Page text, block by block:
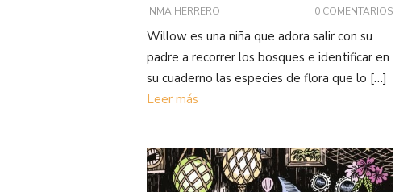
INMA HERRERO 0 COMENTARIOS
Willow es una niña que adora salir con su
padre a recorrer los bosques e identificar en
su cuaderno las especies de flora que lo […]
Leer más